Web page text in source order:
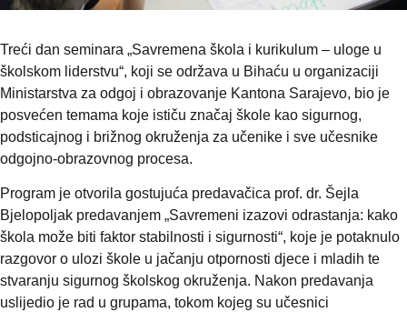
Treći dan seminara „Savremena škola i kurikulum – uloge u
školskom liderstvu“, koji se održava u Bihaću u organizaciji
Ministarstva za odgoj i obrazovanje Kantona Sarajevo, bio je
posvećen temama koje ističu značaj škole kao sigurnog,
podsticajnog i brižnog okruženja za učenike i sve učesnike
odgojno-obrazovnog procesa.
Program je otvorila gostujuća predavačica prof. dr. Šejla
Bjelopoljak predavanjem „Savremeni izazovi odrastanja: kako
škola može biti faktor stabilnosti i sigurnosti“, koje je potaknulo
razgovor o ulozi škole u jačanju otpornosti djece i mladih te
stvaranju sigurnog školskog okruženja. Nakon predavanja
uslijedio je rad u grupama, tokom kojeg su učesnici